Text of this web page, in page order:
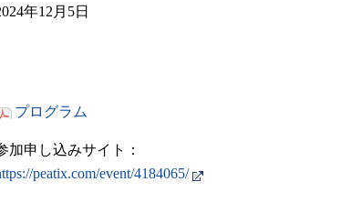
年12月5日
プログラム
加申し込みサイト：
peatix.com/event/4184065/